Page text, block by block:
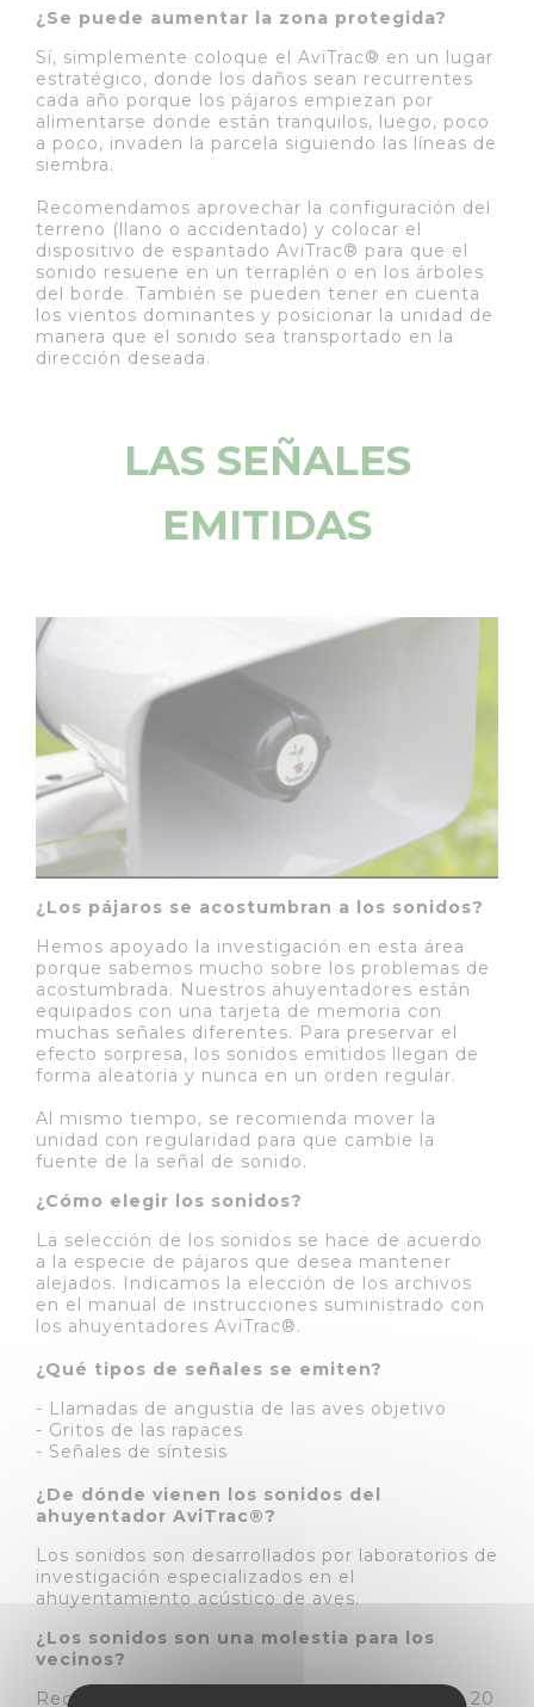
¿Se puede aumentar la zona protegida?
Sí, simplemente coloque el AviTrac® en un lugar
estratégico, donde los daños sean recurrentes
cada año porque los pájaros empiezan por
alimentarse donde están tranquilos, luego, poco
a poco, invaden la parcela siguiendo las líneas de
siembra.
Recomendamos aprovechar la configuración del
terreno (llano o accidentado) y colocar el
dispositivo de espantado AviTrac® para que el
sonido resuene en un terraplén o en los árboles
del borde. También se pueden tener en cuenta
los vientos dominantes y posicionar la unidad de
manera que el sonido sea transportado en la
dirección deseada.
LAS SEÑALES
EMITIDAS
¿Los pájaros se acostumbran a los sonidos?
Hemos apoyado la investigación en esta área
porque sabemos mucho sobre los problemas de
acostumbrada. Nuestros ahuyentadores están
equipados con una tarjeta de memoria con
muchas señales diferentes. Para preservar el
efecto sorpresa, los sonidos emitidos llegan de
forma aleatoria y nunca en un orden regular.
Al mismo tiempo, se recomienda mover la
unidad con regularidad para que cambie la
fuente de la señal de sonido.
¿Cómo elegir los sonidos?
La selección de los sonidos se hace de acuerdo
a la especie de pájaros que desea mantener
alejados. Indicamos la elección de los archivos
en el manual de instrucciones suministrado con
los ahuyentadores AviTrac®.
¿Qué tipos de señales se emiten?
- Llamadas de angustia de las aves objetivo
- Gritos de las rapaces
- Señales de síntesis
¿De dónde vienen los sonidos del
ahuyentador AviTrac®?
Los sonidos son desarrollados por laboratorios de
investigación especializados en el
ahuyentamiento acústico de aves.
¿Los sonidos son una molestia para los
vecinos?
Recomendamos un programa de sonido cada 20